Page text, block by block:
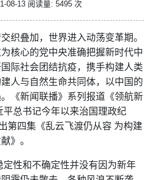
08-13 阅读量: 5495 次
织叠加，世界进入动荡变革期。
核心的党中央准确把握新时代中
际社会团结抗疫，携手构建人类
人与自然生命共同体，以中国的
《新闻联播》系列报道《领航新
总书记今年以来治国理政纪
第四集《乱云飞渡仍从容 为构建
》。
定性和不确定性并没有因为新年